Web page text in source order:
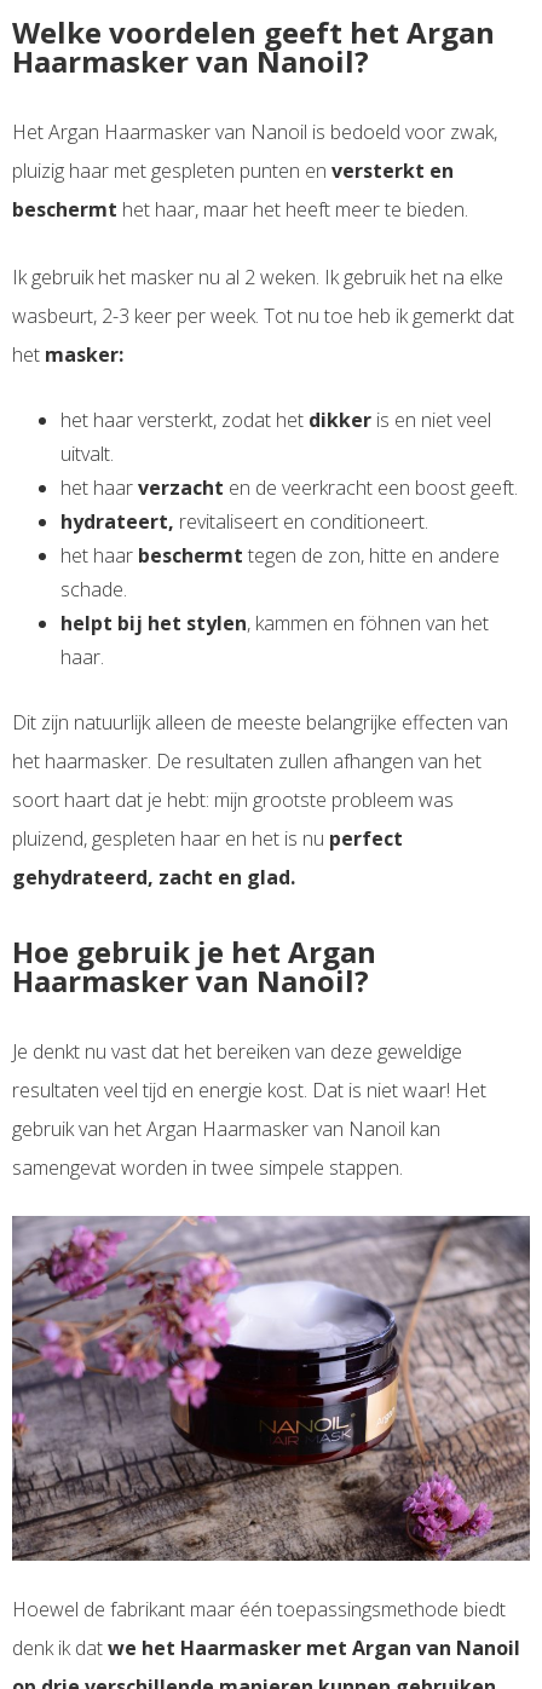
Welke voordelen geeft het Argan
Haarmasker van Nanoil?
Het Argan Haarmasker van Nanoil is bedoeld voor zwak,
pluizig haar met gespleten punten en versterkt en
beschermt het haar, maar het heeft meer te bieden.
Ik gebruik het masker nu al 2 weken. Ik gebruik het na elke
wasbeurt, 2-3 keer per week. Tot nu toe heb ik gemerkt dat
het masker:
het haar versterkt, zodat het dikker is en niet veel
uitvalt.
het haarverzacht en de veerkracht een boost geeft.
hydrateert, revitaliseert en conditioneert.
het haar beschermt tegen de zon, hitte en andere
schade.
helpt bij het stylen, kammen en föhnen van het
haar.
Dit zijn natuurlijk alleen de meeste belangrijke effecten van
het haarmasker. De resultaten zullen afhangen van het
soort haart dat je hebt: mijn grootste probleem was
pluizend, gespleten haar en het is nu perfect
gehydrateerd, zacht en glad.
Hoe gebruik je het Argan
Haarmasker van Nanoil?
Je denkt nu vast dat het bereiken van deze geweldige
resultaten veel tijd en energie kost. Dat is niet waar! Het
gebruik van het Argan Haarmasker van Nanoil kan
samengevat worden in twee simpele stappen.
Hoewel de fabrikant maar één toepassingsmethode biedt
denk ik datwe het Haarmasker met Argan van Nanoil